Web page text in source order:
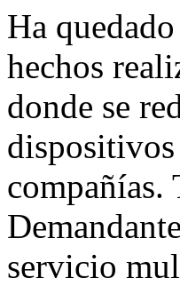
Ha
hechos
donde se
compañías.
servicio